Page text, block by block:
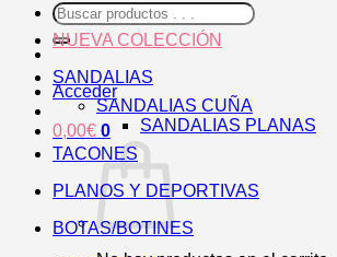
Buscar
por:
Acceder
0,00€ 0
NUEVA COLECCIÓN
SANDALIAS
SANDALIAS CUÑA
SANDALIAS PLANAS
TACONES
PLANOS Y DEPORTIVAS
BOTAS/BOTINES